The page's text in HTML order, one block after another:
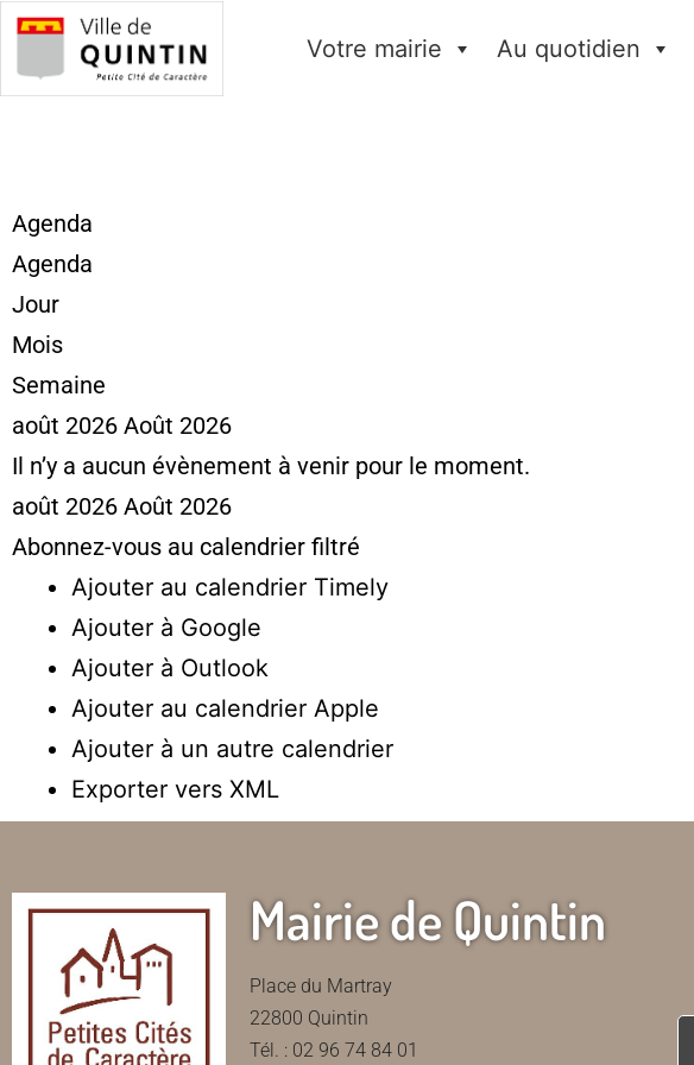
Votre mairie Au quotidien
Agenda
Agenda
Jour
Mois
Semaine
août 2026 Août 2026
Il n’y a aucun évènement à venir pour le moment.
août 2026 Août 2026
Abonnez-vous au calendrier filtré
Ajouter au calendrier Timely
Ajouter à Google
Ajouter à Outlook
Ajouter au calendrier Apple
Ajouter à un autre calendrier
Exporter vers XML
Mairie de Quintin
Place du Martray
22800 Quintin
Tél. : 02 96 74 84 01